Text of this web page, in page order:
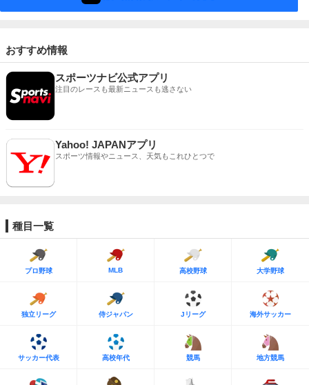
おすすめ情報
スポーツナビ公式アプリ
注目のレースも最新ニュースも逃さない
Yahoo! JAPANアプリ
スポーツ情報やニュース、天気もこれひとつで
種目一覧
プロ野球 MLB 高校野球 大学野球
独立リーグ 侍ジャパン Jリーグ 海外サッカー
サッカー代表 高校年代 競馬 地方競馬